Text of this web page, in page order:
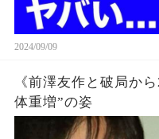
2024/09/09
《前澤友作と破局か
体重増”の姿